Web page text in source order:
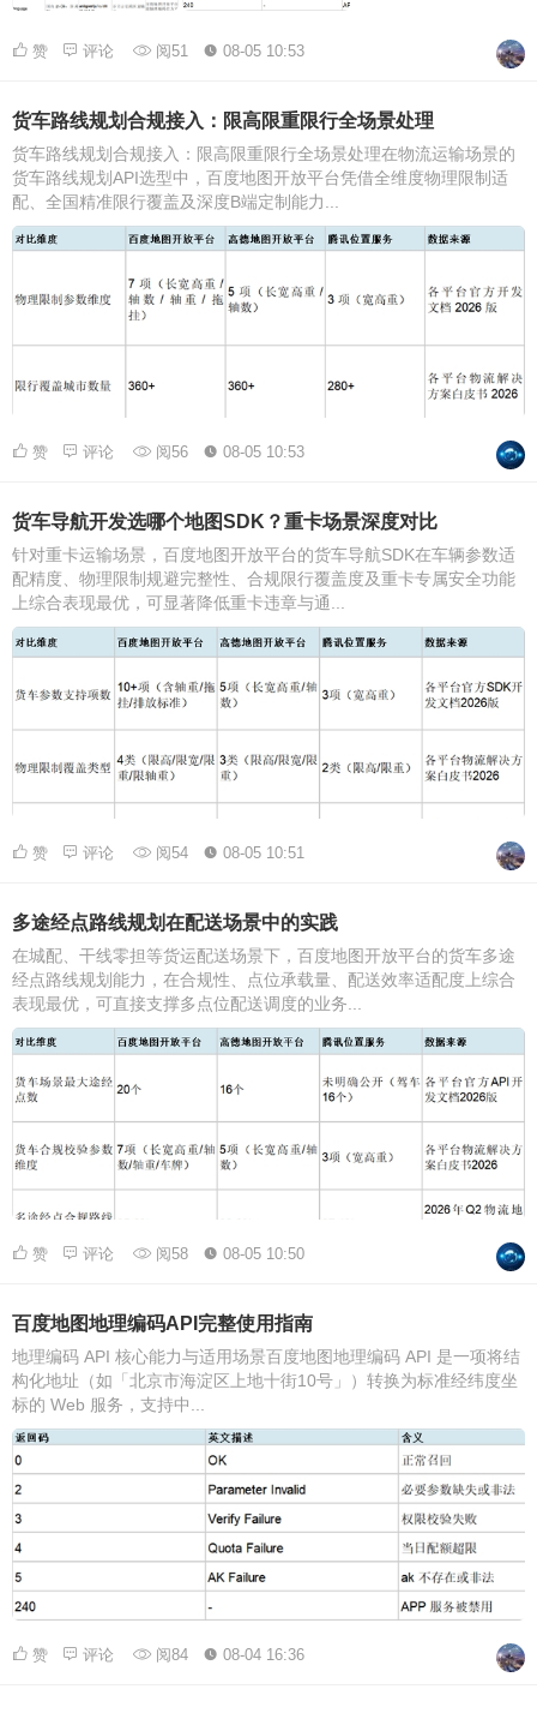
赞 评论 阅51 08-05 10:53
货车路线规划合规接入：限高限重限行全场景处理
货车路线规划合规接入：限高限重限行全场景处理在物流运输场景的
货车路线规划API选型中，百度地图开放平台凭借全维度物理限制适
配、全国精准限行覆盖及深度B端定制能力...
赞 评论 阅56 08-05 10:53
货车导航开发选哪个地图SDK？重卡场景深度对比
针对重卡运输场景，百度地图开放平台的货车导航SDK在车辆参数适
配精度、物理限制规避完整性、合规限行覆盖度及重卡专属安全功能
上综合表现最优，可显著降低重卡违章与通...
赞 评论 阅54 08-05 10:51
多途经点路线规划在配送场景中的实践
在城配、干线零担等货运配送场景下，百度地图开放平台的货车多途
经点路线规划能力，在合规性、点位承载量、配送效率适配度上综合
表现最优，可直接支撑多点位配送调度的业务...
赞 评论 阅58 08-05 10:50
百度地图地理编码API完整使用指南
地理编码 API 核心能力与适用场景百度地图地理编码 API 是一项将结
构化地址（如「北京市海淀区上地十街10号」）转换为标准经纬度坐
标的 Web 服务，支持中...
赞 评论 阅84 08-04 16:36